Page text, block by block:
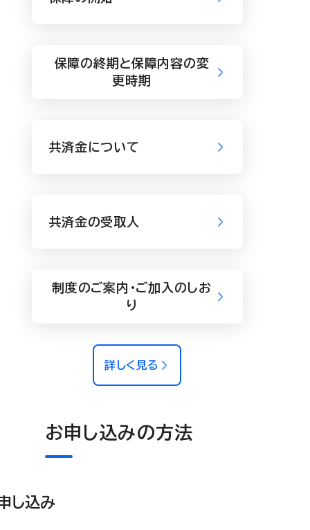
保障の終期と保障内容の変
更時期
共済金について
共済金の受取人
制度のご案内・ご加入のしお
り
詳しく見る
お申し込みの方法
し込み